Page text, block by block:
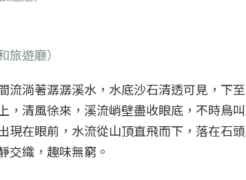
遊廳）
流淌著潺潺溪水，水底沙石清透可見，下
清風徐來，溪流峭壁盡收眼底，不時鳥
在眼前，水流從山頂直飛而下，落在石
交織，趣味無窮。